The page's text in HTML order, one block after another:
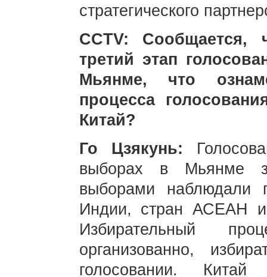
стратегического
CCTV: Сообщается,
третий этап
Мьянме, что
процесса
Китай?
Го Цзякунь:
выборах в Мьянме
выборами наблюдали
Индии, стран АСЕАН и
Избирательный
организованно,
голосовании.